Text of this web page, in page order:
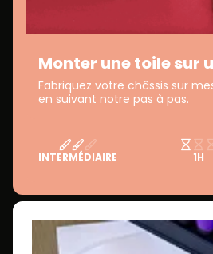
Monter une toile sur
Fabriquez votre châssis sur
en suivant notre pas à pas.
INTERMÉDIAIRE 1H